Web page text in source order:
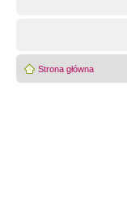
Strona główna